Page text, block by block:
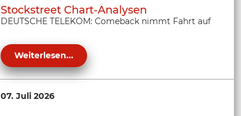
Stockstreet Chart-Analysen
DEUTSCHE TELEKOM: Comeback nimmt Fahrt auf
Weiterlesen...
07. Juli 2026